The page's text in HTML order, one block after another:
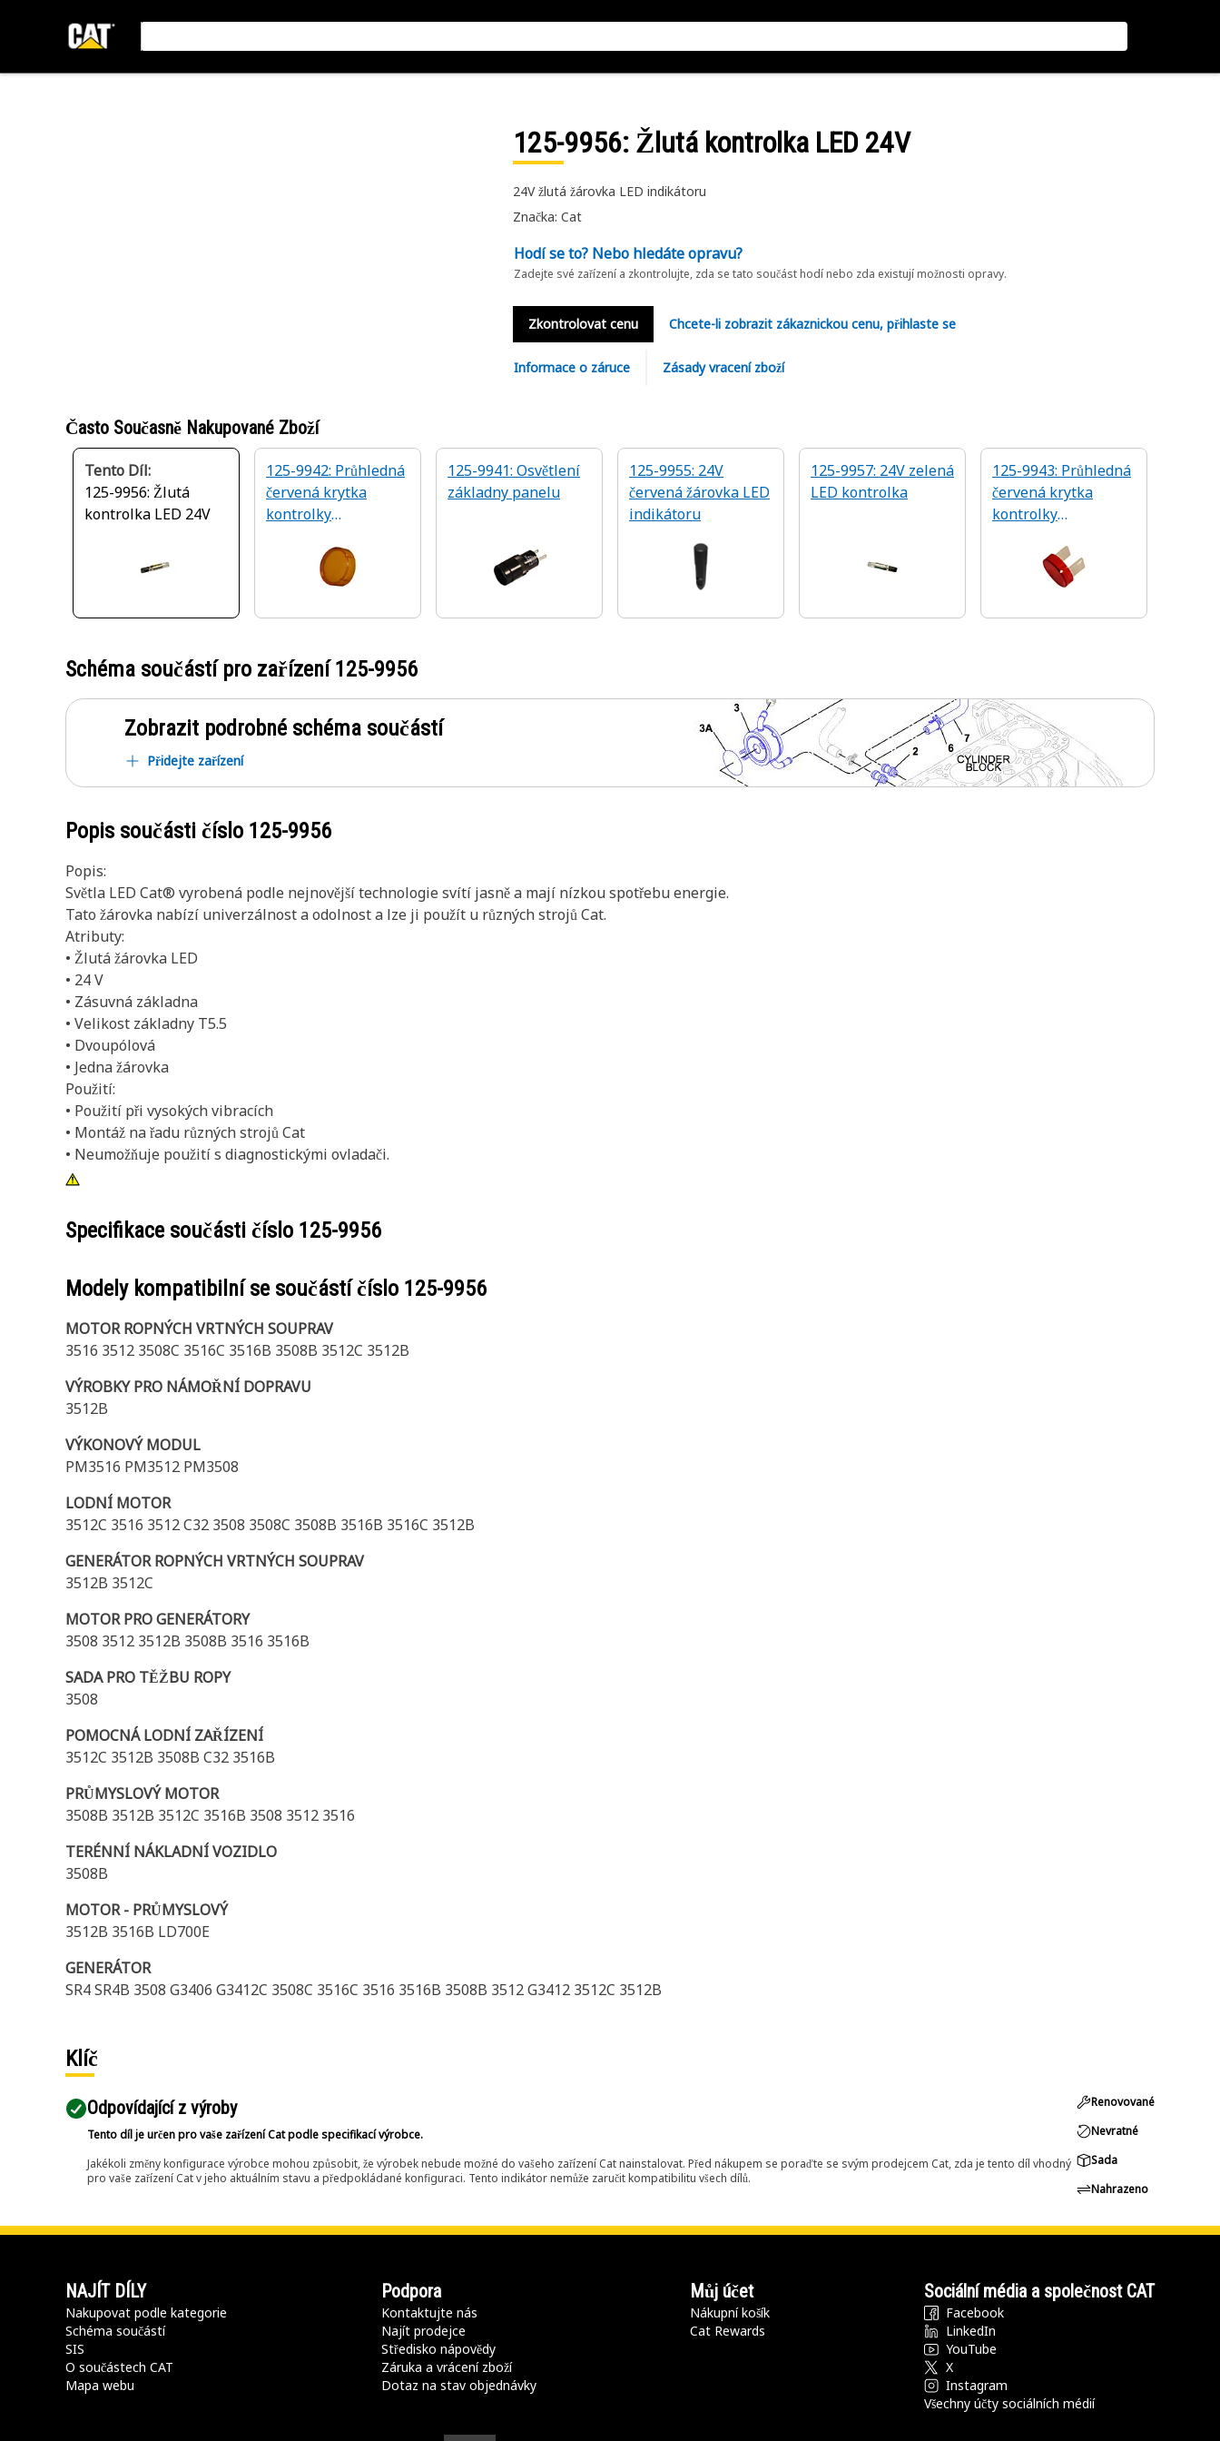
125-9956: Žlutá kontrolka LED 24V
24V žlutá žárovka LED indikátoru
Značka: Cat
Hodí se to? Nebo hledáte opravu?
Zadejte své zařízení a zkontrolujte, zda se tato součást hodí nebo zda existují možnosti opravy.
Zkontrolovat cenu Chcete-li zobrazit zákaznickou cenu, přihlaste se
Informace o záruce Zásady vracení zboží
Často Současně Nakupované Zboží
Tento Díl:
125-9956: Žlutá
kontrolka LED 24V
125-9942: Průhledná
červená krytka
kontrolky
125-9941: Osvětlení
základny panelu
125-9955: 24V
červená žárovka LED
indikátoru
125-9957: 24V zelená
LED kontrolka
125-9943: Průhledná
červená krytka
kontrolky
Schéma součástí pro zařízení125-9956
Zobrazit podrobné schéma součástí
Přidejte zařízení
Popis součásti číslo 125-9956
Popis:
Světla LED Cat® vyrobená podle nejnovější technologie svítí jasně a mají nízkou spotřebu energie.
Tato žárovka nabízí univerzálnost a odolnost a lze ji použít u různých strojů Cat.
Atributy:
• Žlutá žárovka LED
• 24 V
• Zásuvná základna
• Velikost základny T5.5
• Dvoupólová
• Jedna žárovka
Použití:
• Použití při vysokých vibracích
• Montáž na řadu různých strojů Cat
• Neumožňuje použití s diagnostickými ovladači.
Specifikace součásti číslo 125-9956
Modely kompatibilní se součástí číslo 125-9956
MOTOR ROPNÝCH VRTNÝCH SOUPRAV
3516 3512 3508C 3516C 3516B 3508B 3512C 3512B
VÝROBKY PRO NÁMOŘNÍ DOPRAVU
3512B
VÝKONOVÝ MODUL
PM3516 PM3512 PM3508
LODNÍ MOTOR
3512C 3516 3512 C32 3508 3508C 3508B 3516B 3516C 3512B
GENERÁTOR ROPNÝCH VRTNÝCH SOUPRAV
3512B 3512C
MOTOR PRO GENERÁTORY
3508 3512 3512B 3508B 3516 3516B
SADA PRO TĚŽBU ROPY
3508
POMOCNÁ LODNÍ ZAŘÍZENÍ
3512C 3512B 3508B C32 3516B
PRŮMYSLOVÝ MOTOR
3508B 3512B 3512C 3516B 3508 3512 3516
TERÉNNÍ NÁKLADNÍ VOZIDLO
3508B
MOTOR - PRŮMYSLOVÝ
3512B 3516B LD700E
GENERÁTOR
SR4 SR4B 3508 G3406 G3412C 3508C 3516C 3516 3516B 3508B 3512 G3412 3512C 3512B
Klíč
Odpovídající z výroby
Tento díl je určen pro vaše zařízení Cat podle specifikací výrobce.
Jakékoli změny konfigurace výrobce mohou způsobit, že výrobek nebude možné do vašeho zařízení Cat nainstalovat. Před nákupem se poraďte se svým prodejcem Cat, zda je tento díl vhodný
pro vaše zařízení Cat v jeho aktuálním stavu a předpokládané konfiguraci. Tento indikátor nemůže zaručit kompatibilitu všech dílů.
Renovované
Nevratné
Sada
Nahrazeno
NAJÍT DÍLY
Nakupovat podle kategorie
Schéma součástí
SIS
O součástech CAT
Mapa webu
Podpora
Kontaktujte nás
Najít prodejce
Středisko nápovědy
Záruka a vrácení zboží
Dotaz na stav objednávky
Můj účet
Nákupní košík
Cat Rewards
Sociální média a společnost CAT
Facebook
LinkedIn
YouTube
X
Instagram
Všechny účty sociálních médií